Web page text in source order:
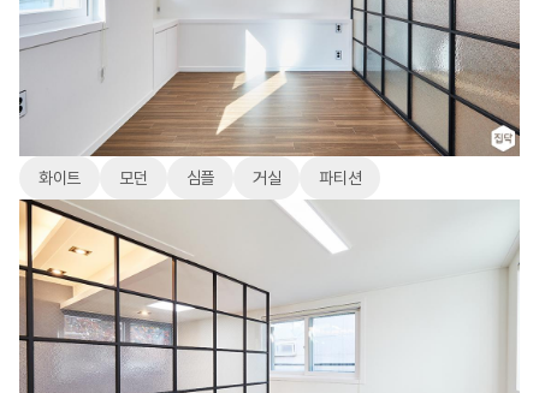
화이트 모던 심플 거실 파티션